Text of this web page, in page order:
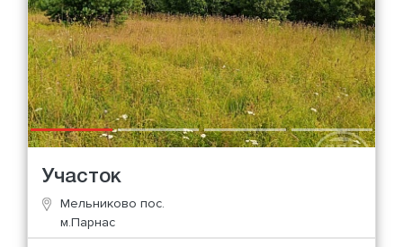
Участок
Мельниково пос.
м.Парнас